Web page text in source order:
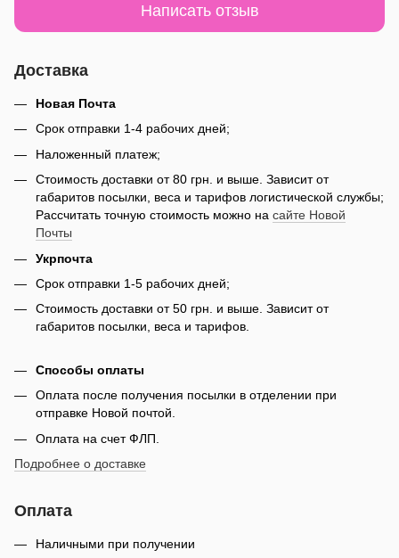
Написать отзыв
Доставка
Новая Почта
Срок отправки 1-4 рабочих дней;
Наложенный платеж;
Стоимость доставки от 80 грн. и выше. Зависит от
габаритов посылки, веса и тарифов логистической службы;
Рассчитать точную стоимость можно на сайте Новой
Почты
Укрпочта
Срок отправки 1-5 рабочих дней;
Стоимость доставки от 50 грн. и выше. Зависит от
габаритов посылки, веса и тарифов.
Способы оплаты
Оплата после получения посылки в отделении при
отправке Новой почтой.
Оплата на счет ФЛП.
Подробнее о доставке
Оплата
Наличными при получении